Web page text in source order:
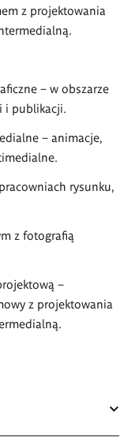
z projektowania
– w obszarze
i publikacji.
– animacje,
rysunku,
z fotografią
–
z projektowania